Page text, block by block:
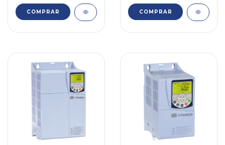
COMPRAR COMPRAR